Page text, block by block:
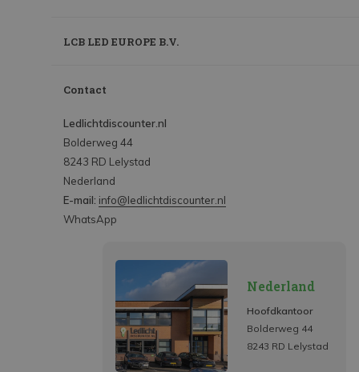
LCB LED EUROPE B.V.
Contact
Ledlichtdiscounter.nl
Bolderweg 44
8243 RD Lelystad
Nederland
E-mail: info@ledlichtdiscounter.nl
WhatsApp
Nederland
Hoofdkantoor
Bolderweg 44
8243 RD Lelystad